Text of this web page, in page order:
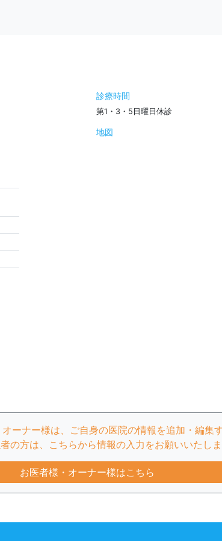
診療時間
第1・3・5日曜日休診
地図
ーナー様は、ご自身の医院の情報を追加・編集
の方は、こちらから情報の入力をお願いいたしま
お医者様・オーナー様はこちら